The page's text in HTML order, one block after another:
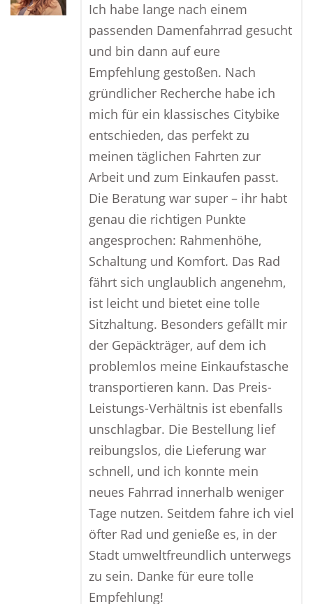
Ich habe lange nach einem
passenden Damenfahrrad gesucht
und bin dann auf eure
Empfehlung gestoßen. Nach
gründlicher Recherche habe ich
mich für ein klassisches Citybike
entschieden, das perfekt zu
meinen täglichen Fahrten zur
Arbeit und zum Einkaufen passt.
Die Beratung war super – ihr habt
genau die richtigen Punkte
angesprochen: Rahmenhöhe,
Schaltung und Komfort. Das Rad
fährt sich unglaublich angenehm,
ist leicht und bietet eine tolle
Sitzhaltung. Besonders gefällt mir
der Gepäckträger, auf dem ich
problemlos meine Einkaufstasche
transportieren kann. Das Preis-
Leistungs-Verhältnis ist ebenfalls
unschlagbar. Die Bestellung lief
reibungslos, die Lieferung war
schnell, und ich konnte mein
neues Fahrrad innerhalb weniger
Tage nutzen. Seitdem fahre ich viel
öfter Rad und genieße es, in der
Stadt umweltfreundlich unterwegs
zu sein. Danke für eure tolle
Empfehlung!